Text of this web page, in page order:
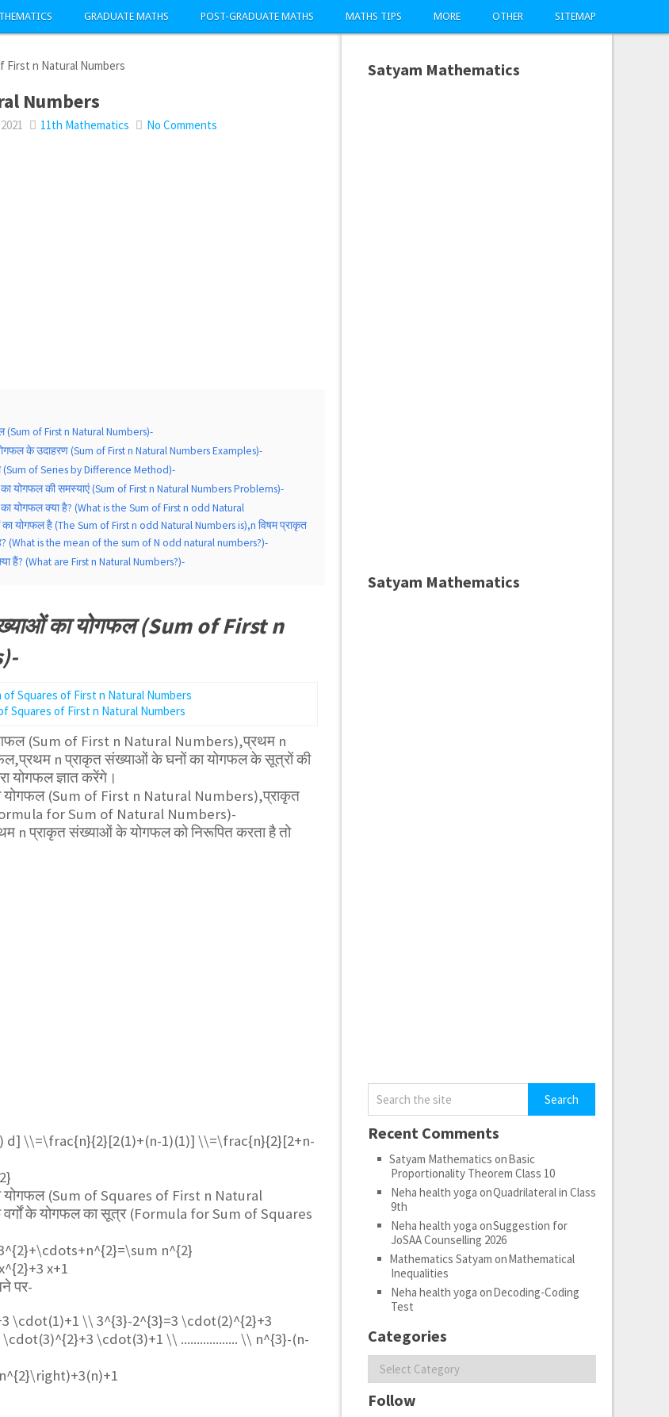
GRADUATE MATHS POST-GRADUATE MATHS MATHS TIPS MORE OTHER SITEMAP
First n Natural Numbers
Numbers
11th Mathematics No Comments
of First n Natural Numbers)-
के उदाहरण (Sum of First n Natural Numbers Examples)-
(Sum of Series by Difference Method)-
योगफल की समस्याएं (Sum of First n Natural Numbers Problems)-
योगफल क्या है? (What is the Sum of First n odd Natural
योगफल है (The Sum of First n odd Natural Numbers is),n विषम प्राकृत
(What is the mean of the sum of N odd natural numbers?)-
हैं? (What are First n Natural Numbers?)-
का योगफल (Sum of First n
Squares of First n Natural Numbers
(Sum of First n Natural Numbers),प्रथम n
n प्राकृत संख्याओं के घनों का योगफल के सूत्रों की
योगफल ज्ञात करेंगे।
योगफल (Sum of First n Natural Numbers),प्राकृत
for Sum of Natural Numbers)-
n प्राकृत संख्याओं के योगफल को निरूपित करता है तो
d] \\=\frac{n}{2}[2(1)+(n-1)(1)] \\=\frac{n}{2}[2+n-
योगफल (Sum of Squares of First n Natural
के योगफल का सूत्र (Formula for Sum of Squares
n^{2}
x+1
पर-
\cdot(1)+1 \\ 3^{3}-2^{3}=3 \cdot(2)^{2}+3
\cdot(3)+1 \\ .................. \\ n^{3}-(n-
Satyam Mathematics
Satyam Mathematics
Recent Comments
Satyam Mathematics onBasic
Proportionality Theorem Class 10
Neha health yoga onQuadrilateral in Class
9th
Neha health yoga onSuggestion for
JoSAA Counselling 2026
Mathematics Satyam onMathematical
Inequalities
Neha health yoga onDecoding-Coding
Test
Categories
Categories
Follow